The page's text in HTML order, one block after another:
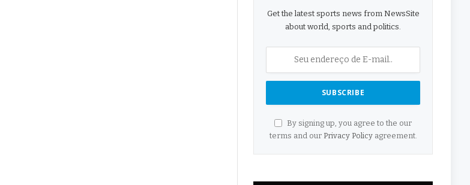
Get the latest sports news from NewsSite
about world, sports and politics.
By signing up, you agree to the our
terms and our Privacy Policyagreement.